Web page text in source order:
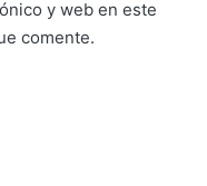
y web en este
comente.